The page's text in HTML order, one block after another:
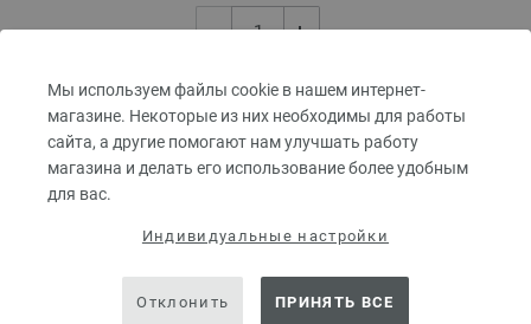
Мы используем файлы cookie в нашем интернет-
магазине. Некоторые из них необходимы для работы
сайта, а другие помогают нам улучшать работу
магазина и делать его использование более удобным
для вас.
Индивидуальные настройки
Отклонить ПРИНЯТЬ ВСЕ
В КОРЗИНУ
Добавить в избранное